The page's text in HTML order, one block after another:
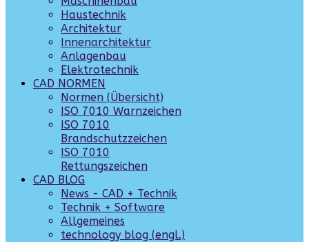
Haustechnik
Architektur
Innenarchitektur
Anlagenbau
Elektrotechnik
CAD NORMEN
Normen (Übersicht)
ISO 7010 Warnzeichen
ISO 7010
Brandschutzzeichen
ISO 7010
Rettungszeichen
CAD BLOG
News - CAD + Technik
Technik + Software
Allgemeines
technology blog (engl.)